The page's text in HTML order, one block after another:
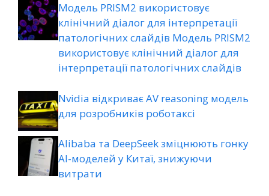
Модель PRISM2 використовує
клінічний діалог для інтерпретації
патологічних слайдів Модель PRISM2
використовує клінічний діалог для
інтерпретації патологічних слайдів
Nvidia відкриває AV reasoning модель
для розробників роботаксі
Alibaba та DeepSeek зміцнюють гонку
AI-моделей у Китаї, знижуючи
витрати